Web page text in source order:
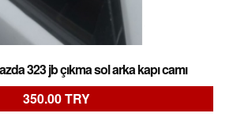
323 jb çıkma sol arka kapı camı
350.00 TRY